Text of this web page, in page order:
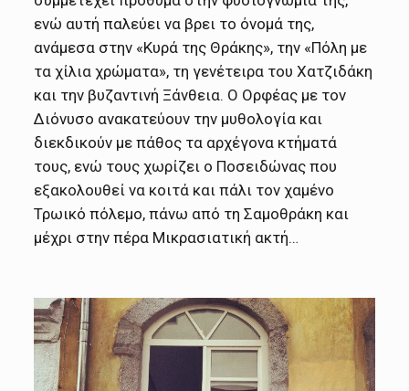
ενώ αυτή παλεύει να βρει το όνομά της,
ανάμεσα στην «Κυρά της Θράκης», την «Πόλη με
τα χίλια χρώματα», τη γενέτειρα του Χατζιδάκη
και την βυζαντινή Ξάνθεια. Ο Ορφέας με τον
Διόνυσο ανακατεύουν την μυθολογία και
διεκδικούν με πάθος τα αρχέγονα κτήματά
τους, ενώ τους χωρίζει ο Ποσειδώνας που
εξακολουθεί να κοιτά και πάλι τον χαμένο
Τρωικό πόλεμο, πάνω από τη Σαμοθράκη και
μέχρι στην πέρα Μικρασιατική ακτή…